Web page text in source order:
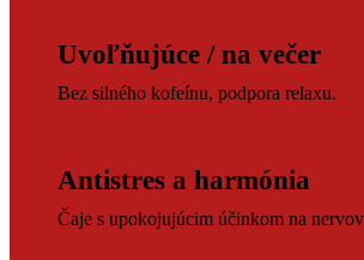
Uvoľňujúce / na večer
Bez silného kofeínu, podpora relaxu.
Antistres a harmónia
Čaje s upokojujúcim účinkom na